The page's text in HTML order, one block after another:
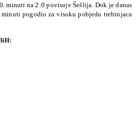
minuti na 2:0 povisuje Šešlija. Dok je danas
pogodio za visoku pobjedu trebinjaca